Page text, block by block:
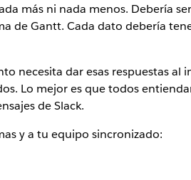
más ni nada menos. Debería
de Gantt. Cada dato debería
necesita dar esas respuestas al
Lo mejor es que todos
de Slack.
y a tu equipo sincronizado: